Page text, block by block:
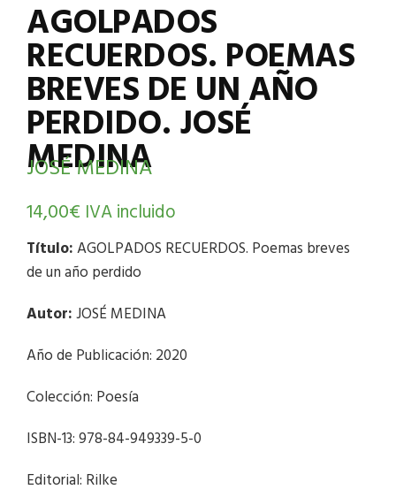
AGOLPADOS
RECUERDOS. POEMAS
BREVES DE UN AÑO
PERDIDO. JOSÉ
MEDINA
JOSÉ MEDINA
14,00€ IVA incluido
Título:AGOLPADOS RECUERDOS. Poemas breves
de un año perdido
Autor:JOSÉ MEDINA
Año de Publicación: 2020
Colección: Poesía
ISBN-13: 978-84-949339-5-0
Editorial: Rilke